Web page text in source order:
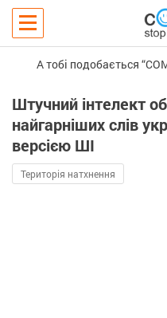
А тобі подобається
Штучний інтелект
найгарніших слів
версією ШІ
Територія натхнення